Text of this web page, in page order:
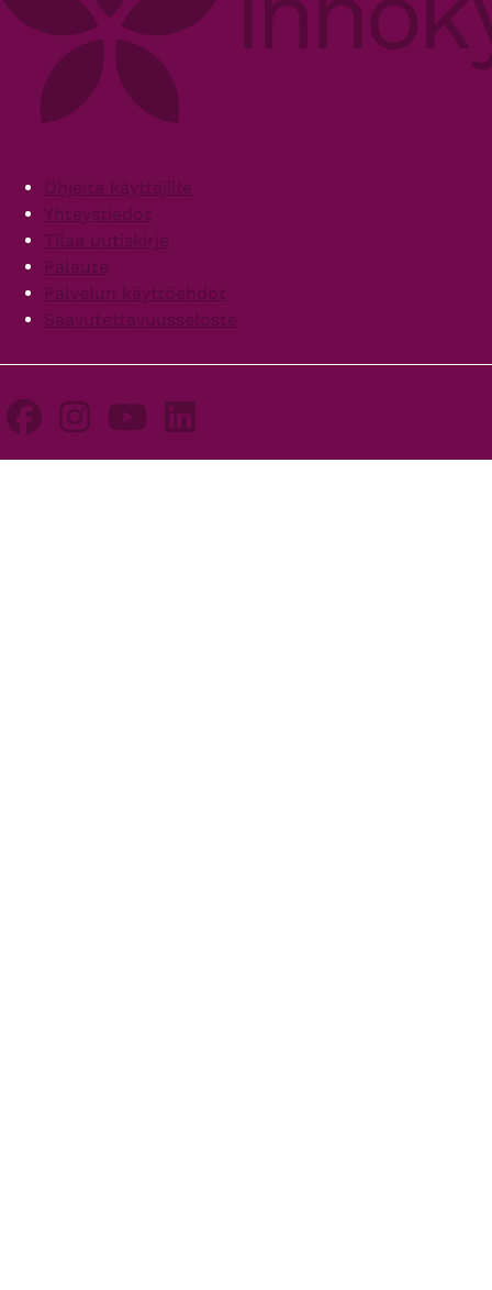
FooterOhjeita käyttäjille
Yhteystiedot
Tilaa uutiskirje
Palaute
Palvelun käyttöehdot
Saavutettavuusseloste